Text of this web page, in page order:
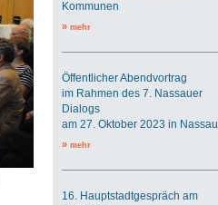
Kommunen
» mehr
Öffentlicher Abendvortrag
im Rahmen des 7. Nassauer
Dialogs
am 27. Oktober 2023 in Nassau
» mehr
16. Hauptstadtgespräch am